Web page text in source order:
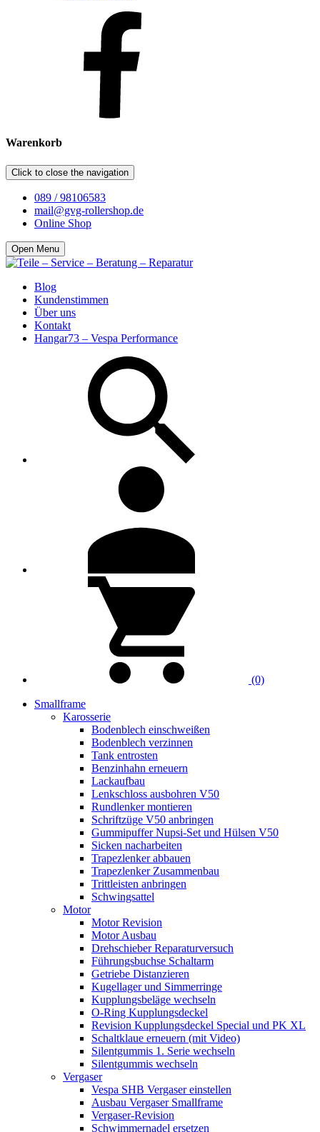
Warenkorb
Click to close the navigation
089 / 98106583
mail@gvg-rollershop.de
Online Shop
Open Menu
Blog
Kundenstimmen
Über uns
Kontakt
Hangar73 – Vespa Performance
(0)
Smallframe
Karosserie
Bodenblech einschweißen
Bodenblech verzinnen
Tank entrosten
Benzinhahn erneuern
Lackaufbau
Lenkschloss ausbohren V50
Rundlenker montieren
Schriftzüge V50 anbringen
Gummipuffer Nupsi-Set und Hülsen V50
Sicken nacharbeiten
Trapezlenker abbauen
Trapezlenker Zusammenbau
Trittleisten anbringen
Schwingsattel
Motor
Motor Revision
Motor Ausbau
Drehschieber Reparaturversuch
Führungsbuchse Schaltarm
Getriebe Distanzieren
Kugellager und Simmerringe
Kupplungsbeläge wechseln
O-Ring Kupplungsdeckel
Revision Kupplungsdeckel Special und PK XL
Schaltklaue erneuern (mit Video)
Silentgummis 1. Serie wechseln
Silentgummis wechseln
Vergaser
Vespa SHB Vergaser einstellen
Ausbau Vergaser Smallframe
Vergaser-Revision
Schwimmernadel ersetzen